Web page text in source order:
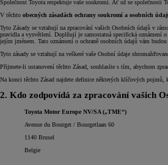
Společnost Toyota respektuje vaše soukromí. Ať už se společností
V těchto obecných zásadách ochrany soukromí a osobních
Tyto Zásady se vztahují na zpracování vašich Osobních údajů v
pravidla a vysvětlení. Doplňují je samostatná specifická oznámení
jejím jménem. Tato oznámení o ochraně osobních údajů vám
Tyto zásady se vztahují na veškeré vaše Osobní údaje
Přijmete-li ustanovení těchto Zásad, souhlasíte s tím, abychom
Na konci těchto Zásad najdete definice některých klíčových
2. Kdo zodpovídá za zpracování vašich
Toyota Motor Europe NV/SA („TME“)
Avenue du Bourget / Bourgetlaan 60
1140 Brusel
Belgie